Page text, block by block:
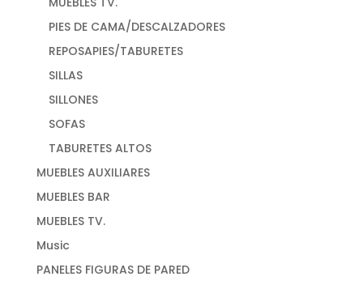
PIES DE CAMA/DESCALZADORES
REPOSAPIES/TABURETES
SILLAS
SILLONES
SOFAS
TABURETES ALTOS
MUEBLES AUXILIARES
MUEBLES BAR
MUEBLES TV.
Music
PANELES FIGURAS DE PARED